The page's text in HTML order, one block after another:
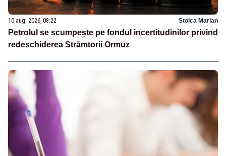
10 aug. 2026, 08:22 Stoica Marian
Petrolul se scumpește pe fondul incertitudinilor privind
redeschiderea Strâmtorii Ormuz